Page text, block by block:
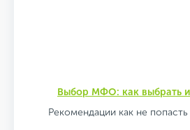
Выбор МФО: как выбрать и
Рекомендации как не